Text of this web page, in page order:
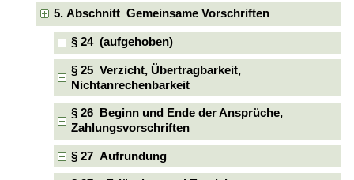
5. Abschnitt Gemeinsame Vorschriften
§ 24 (aufgehoben)
§ 25 Verzicht, Übertragbarkeit,
Nichtanrechenbarkeit
§ 26 Beginn und Ende der Ansprüche,
Zahlungsvorschriften
§ 27 Aufrundung